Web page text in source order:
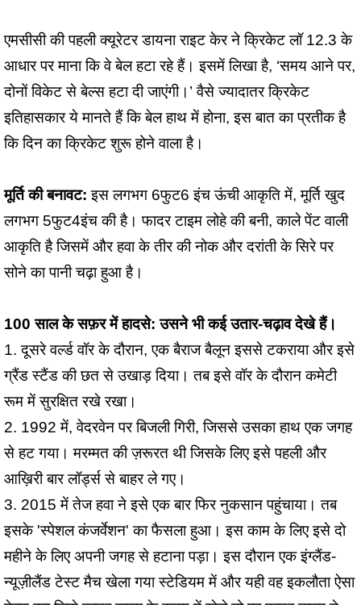
एमसीसी की पहली क्यूरेटर डायना राइट केर ने क्रिकेट लॉ 12.3 के
आधार पर माना कि वे बेल हटा रहे हैं। इसमें लिखा है, ‘समय आने पर,
दोनों विकेट से बेल्स हटा दी जाएंगी।’ वैसे ज्यादातर क्रिकेट
इतिहासकार ये मानते हैं कि बेल हाथ में होना, इस बात का प्रतीक है
कि दिन का क्रिकेट शुरू होने वाला है।
मूर्ति की बनावट: इस लगभग 6फुट6 इंच ऊंची आकृति में, मूर्ति खुद
लगभग 5फुट4इंच की है। फादर टाइम लोहे की बनी, काले पेंट वाली
आकृति है जिसमें और हवा के तीर की नोक और दरांती के सिरे पर
सोने का पानी चढ़ा हुआ है।
100 साल के सफ़र में हादसे: उसने भी कई उतार-चढ़ाव देखे हैं।
1. दूसरे वर्ल्ड वॉर के दौरान, एक बैराज बैलून इससे टकराया और इसे
ग्रैंड स्टैंड की छत से उखाड़ दिया। तब इसे वॉर के दौरान कमेटी
रूम में सुरक्षित रखे रखा।
2. 1992 में, वेदरवेन पर बिजली गिरी, जिससे उसका हाथ एक जगह
से हट गया। मरम्मत की ज़रूरत थी जिसके लिए इसे पहली और
आख़िरी बार लॉर्ड्स से बाहर ले गए।
3. 2015 में तेज हवा ने इसे एक बार फिर नुकसान पहुंचाया। तब
इसके 'स्पेशल कंजर्वेशन' का फैसला हुआ। इस काम के लिए इसे दो
महीने के लिए अपनी जगह से हटाना पड़ा। इस दौरान एक इंग्लैंड-
न्यूज़ीलैंड टेस्ट मैच खेला गया स्टेडियम में और यही वह इकलौता ऐसा